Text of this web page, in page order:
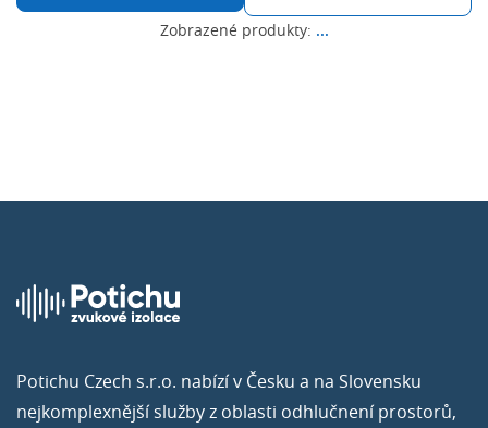
Zobrazené produkty: ...
Potichu Czech s.r.o. nabízí v Česku a na Slovensku
nejkomplexnější služby z oblasti odhlučnení prostorů,